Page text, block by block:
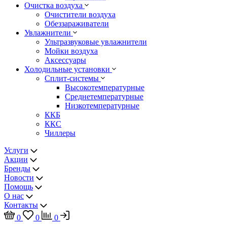
Очистка воздуха
Очистители воздуха
Обеззараживатели
Увлажнители
Ультразвуковые увлажнители
Мойки воздуха
Аксессуары
Холодильные установки
Сплит-системы
Высокотемпературные
Среднетемпературные
Низкотемпературные
ККБ
ККС
Чиллеры
Услуги
Акции
Бренды
Новости
Помощь
О нас
Контакты
0
0
0